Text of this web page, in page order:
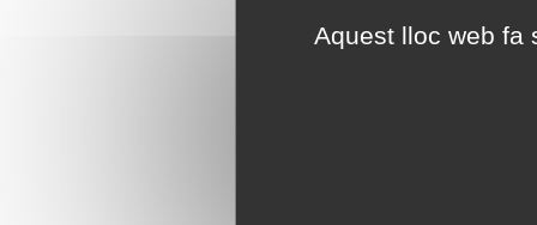
Aquest lloc web fa